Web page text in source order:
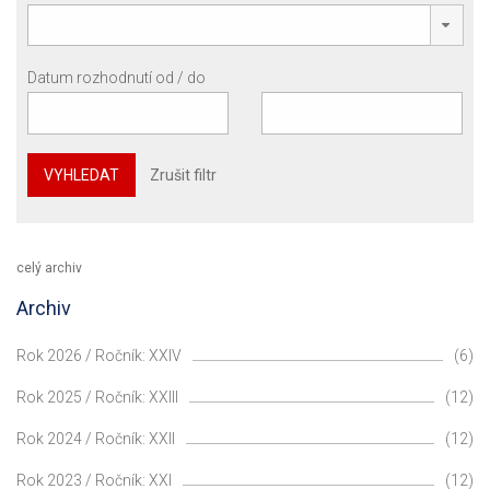
Datum rozhodnutí od / do
VYHLEDAT Zrušit filtr
celý archiv
Archiv
Rok 2026 / Ročník: XXIV (6)
Rok 2025 / Ročník: XXIII (12)
Rok 2024 / Ročník: XXII (12)
Rok 2023 / Ročník: XXI (12)